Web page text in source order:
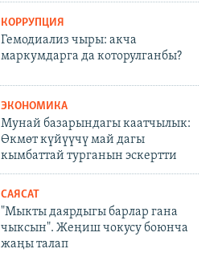
КОРРУПЦИЯ
Гемодиализ чыры: акча
маркумдарга да которулганбы?
ЭКОНОМИКА
Мунай базарындагы каатчылык:
Өкмөт күйүүчү май дагы
кымбаттай турганын эскертти
САЯСАТ
"Мыкты даярдыгы барлар гана
чыксын". Жеңиш чокусу боюнча
жаңы талап